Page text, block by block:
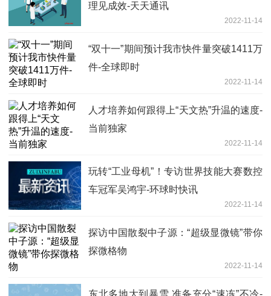
理见成效-天天通讯
2022-11-14
“双十一”期间预计我市快件量突破1411万
件-全球即时
2022-11-14
人才培养如何跟得上“天文热”升温的速度-
当前独家
2022-11-14
玩转“工业母机”！专访世界技能大赛数控
车冠军吴鸿宇-环球时快讯
2022-11-14
探访中国散裂中子源：“超级显微镜”带你
探微格物
2022-11-14